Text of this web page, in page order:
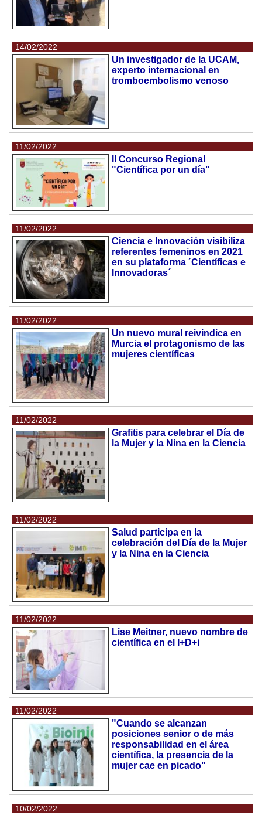
14/02/2022
Un investigador de la UCAM,
experto internacional en
tromboembolismo venoso
11/02/2022
II Concurso Regional
"Científica por un día"
11/02/2022
Ciencia e Innovación visibiliza
referentes femeninos en 2021
en su plataforma ´Científicas e
Innovadoras´
11/02/2022
Un nuevo mural reivindica en
Murcia el protagonismo de las
mujeres científicas
11/02/2022
Grafitis para celebrar el Día de
la Mujer y la Nina en la Ciencia
11/02/2022
Salud participa en la
celebración del Día de la Mujer
y la Nina en la Ciencia
11/02/2022
Lise Meitner, nuevo nombre de
científica en el I+D+i
11/02/2022
"Cuando se alcanzan
posiciones senior o de más
responsabilidad en el área
científica, la presencia de la
mujer cae en picado"
10/02/2022